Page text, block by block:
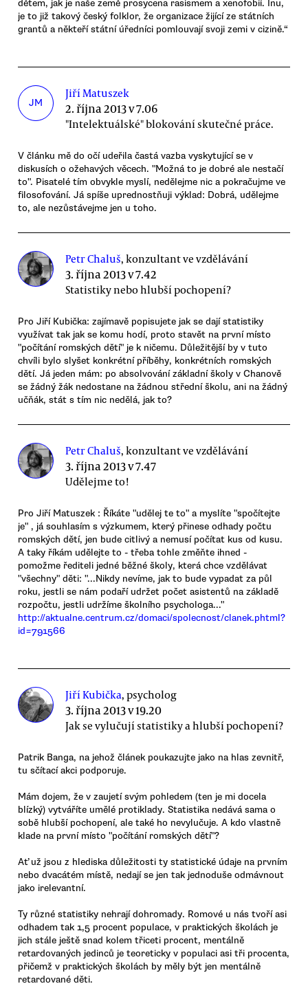
dětem, jak je naše země prosycena rasismem a xenofobií. Inu,
je to již takový český folklor, že organizace žijící ze státních
grantů a někteří státní úředníci pomlouvají svoji zemi v cizině.“
JM
Jiří Matuszek
2. října 2013 v 7.06
"Intelektuálské" blokování skutečné práce.
V článku mě do očí udeřila častá vazba vyskytující se v
diskusích o ožehavých věcech. "Možná to je dobré ale nestačí
to". Pisatelé tím obvykle myslí, nedělejme nic a pokračujme ve
filosofování. Já spíše uprednostňuji výklad: Dobrá, udělejme
to, ale nezůstávejme jen u toho.
Petr Chaluš, konzultant ve vzdělávání
3. října 2013 v 7.42
Statistiky nebo hlubší pochopení?
Pro Jiří Kubička: zajímavě popisujete jak se dají statistiky
využívat tak jak se komu hodí, proto stavět na první místo
"počítání romských dětí" je k ničemu. Důležitější by v tuto
chvíli bylo slyšet konkrétní příběhy, konkrétních romských
dětí. Já jeden mám: po absolvování základní školy v Chanově
se žádný žák nedostane na žádnou střední školu, ani na žádný
učňák, stát s tím nic nedělá, jak to?
Petr Chaluš, konzultant ve vzdělávání
3. října 2013 v 7.47
Udělejme to!
Pro Jiří Matuszek : Říkáte "udělej te to" a myslíte "spočítejte
je" , já souhlasím s výzkumem, který přinese odhady počtu
romských dětí, jen bude citlivý a nemusí počítat kus od kusu.
A taky říkám udělejte to - třeba tohle změňte ihned -
pomožme řediteli jedné běžné školy, která chce vzdělávat
"všechny" děti: "...Nikdy nevíme, jak to bude vypadat za půl
roku, jestli se nám podaří udržet počet asistentů na základě
rozpočtu, jestli udržíme školního psychologa..."
http://aktualne.centrum.cz/domaci/spolecnost/clanek.phtml?
id=791566
Jiří Kubička, psycholog
3. října 2013 v 19.20
Jak se vylučují statistiky a hlubší pochopení?
Patrik Banga, na jehož článek poukazujte jako na hlas zevnitř,
tu sčítací akci podporuje.
Mám dojem, že v zaujetí svým pohledem (ten je mi docela
blízký) vytváříte umělé protiklady. Statistika nedává sama o
sobě hlubší pochopení, ale také ho nevylučuje. A kdo vlastně
klade na první místo "počítání romských dětí"?
Ať už jsou z hlediska důležitosti ty statistické údaje na prvním
nebo dvacátém místě, nedají se jen tak jednoduše odmávnout
jako irelevantní.
Ty různé statistiky nehrají dohromady. Romové u nás tvoří asi
odhadem tak 1,5 procent populace, v praktických školách je
jich stále ještě snad kolem třiceti procent, mentálně
retardovaných jedinců je teoreticky v populaci asi tři procenta,
přičemž v praktických školách by měly být jen mentálně
retardované děti.